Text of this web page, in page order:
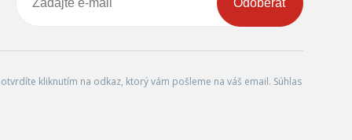
kliknutím na odkaz, ktorý vám pošleme na váš email. Súhlas